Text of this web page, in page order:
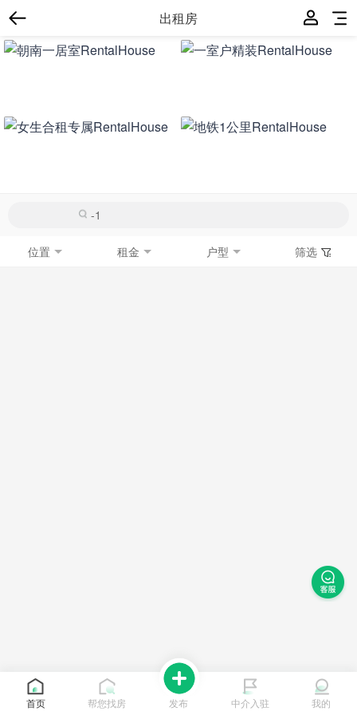
出租房
位置 租金 户型 筛选
首页 帮您找房 发布 中介入驻 我的